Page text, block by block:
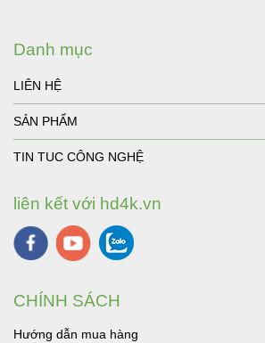
Danh mục
LIÊN HỆ
SẢN PHẨM
TIN TUC CÔNG NGHỆ
liên kết với hd4k.vn
CHÍNH SÁCH
Hướng dẫn mua hàng